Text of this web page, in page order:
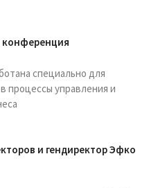
конференция
специально для
процессы управления и
и гендиректор Эфко